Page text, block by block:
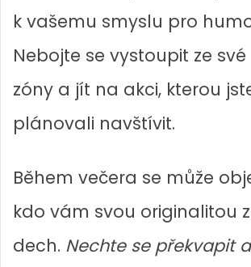
k vašemu smyslu pro
Nebojte se vystoupit ze
zóny a jít na akci, kterou
plánovali navštívit.
Během večera se může
kdo vám svou originalitou
dech. Nechte se překvapit